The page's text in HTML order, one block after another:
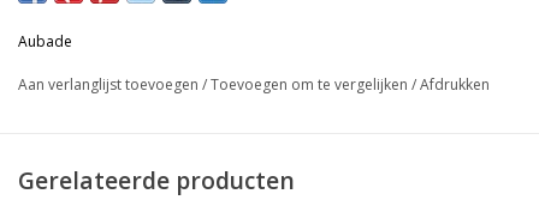
De maten in onze webshop zijn de Europese maten!
om een bezoekje te brengen aan onze fysieke
Aubade
Aan verlanglijst toevoegen /Toevoegen om te vergelijken /Afdrukken
Gerelateerde producten